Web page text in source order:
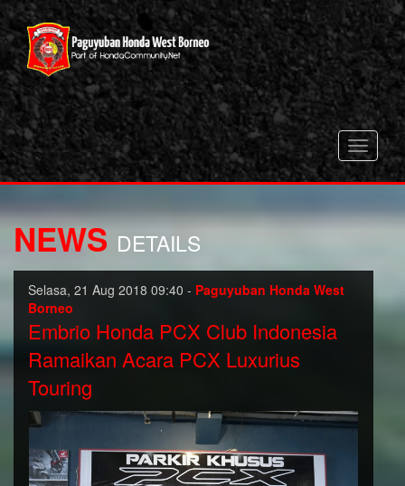
Toggle
NEWS DETAILS
Selasa, 21 Aug 2018 09:40 - Paguyuban Honda West
Borneo
Embrio Honda PCX Club Indonesia
Ramaikan Acara PCX Luxurius
Touring